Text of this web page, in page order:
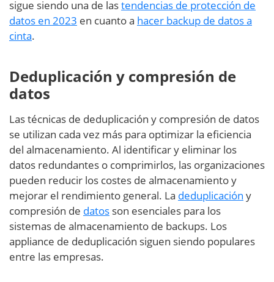
sigue siendo una de lastendencias de protección de
datos en 2023 en cuanto a hacer backup de datos a
cinta.
Deduplicación y compresión de
datos
Las técnicas de deduplicación y compresión de datos
se utilizan cada vez más para optimizar la eficiencia
del almacenamiento. Al identificar y eliminar los
datos redundantes o comprimirlos, las organizaciones
pueden reducir los costes de almacenamiento y
mejorar el rendimiento general. La deduplicación y
compresión de datos son esenciales para los
sistemas de almacenamiento de backups. Los
appliance de deduplicación siguen siendo populares
entre las empresas.